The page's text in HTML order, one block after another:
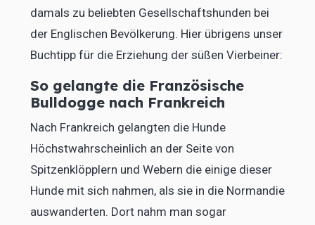
damals zu beliebten Gesellschaftshunden bei
der Englischen Bevölkerung. Hier übrigens unser
Buchtipp für die Erziehung der süßen Vierbeiner:
So gelangte die Französische
Bulldogge nach Frankreich
Nach Frankreich gelangten die Hunde
Höchstwahrscheinlich an der Seite von
Spitzenklöpplern und Webern die einige dieser
Hunde mit sich nahmen, als sie in die Normandie
auswanderten. Dort nahm man sogar